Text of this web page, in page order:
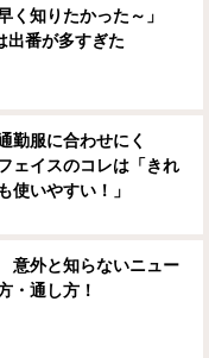
く知りたかった～」
出番が多すぎた
勤服に合わせにく
イスのコレは「きれ
使いやすい！」
意外と知らないニュー
・通し方！